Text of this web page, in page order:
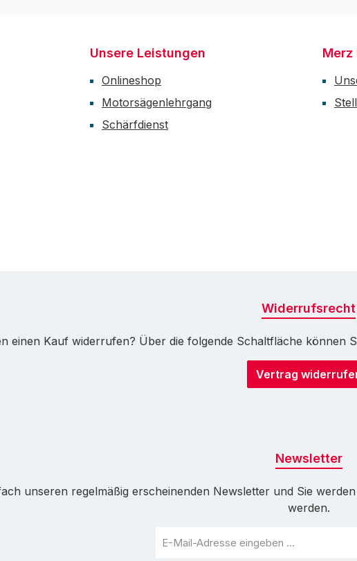
Unsere Leistungen
Onlineshop
Motorsägenlehrgang
Schärfdienst
Widerrufsrecht
einen Kauf widerrufen? Über die folgende Schaltfläche können
Vertrag
Newsletter
unseren regelmäßig erscheinenden Newsletter und Sie
werden.
Mail-